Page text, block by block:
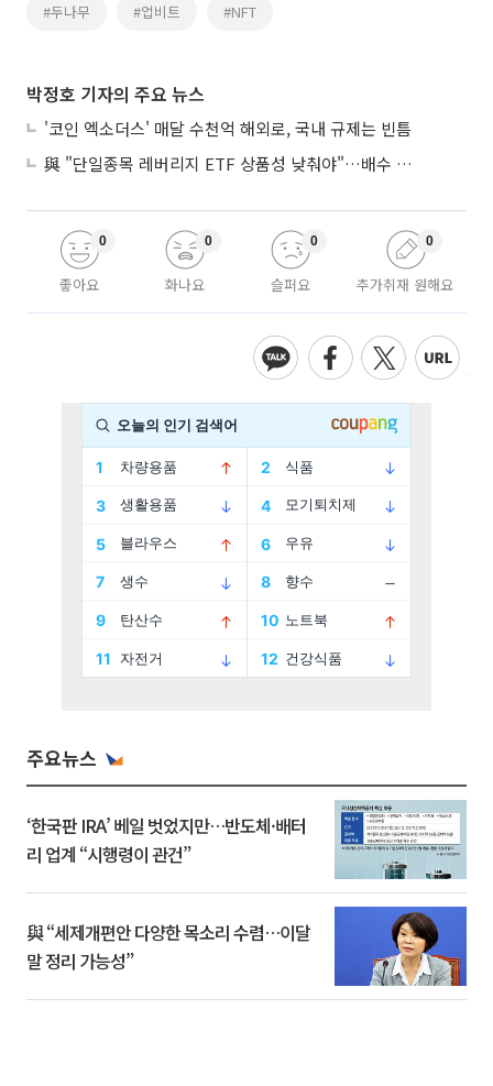
#두나무 #업비트 #NFT
박정호 기자의 주요 뉴스
'코인 엑소더스' 매달 수천억 해외로, 국내 규제는 빈틈
與 "단일종목 레버리지 ETF 상품성 낮춰야"…배수 조정안도 거론
좋아요
0
화나요
0
슬퍼요
0
추가취재 원해요
0
주요뉴스
‘한국판 IRA’ 베일 벗었지만…반도체·배터
리 업계 “시행령이 관건”
與 “세제개편안 다양한 목소리 수렴…이달
말 정리 가능성”